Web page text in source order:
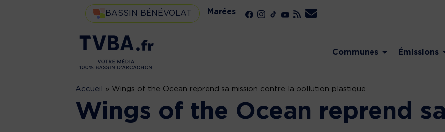
BASSIN BÉNÉVOLAT Marées
Communes Émissions
Accueil » Wings of the Ocean reprend sa mission contre la pollution plastique
Wings of the Ocean reprend